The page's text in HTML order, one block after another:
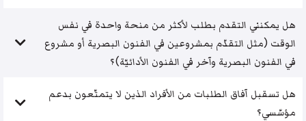
هل يمكنني التقدم بطلب لأكثر من منحة واحدة في نفس
الوقت (مثل التقدّم بمشروعين في الفنون البصرية أو مشروع
في الفنون البصرية وآخر في الفنون الأدائيّة)؟
هل تسقبل آفاق الطلبات من الأفراد الذين لا يتمتّعون بدعم
مؤسّسي؟